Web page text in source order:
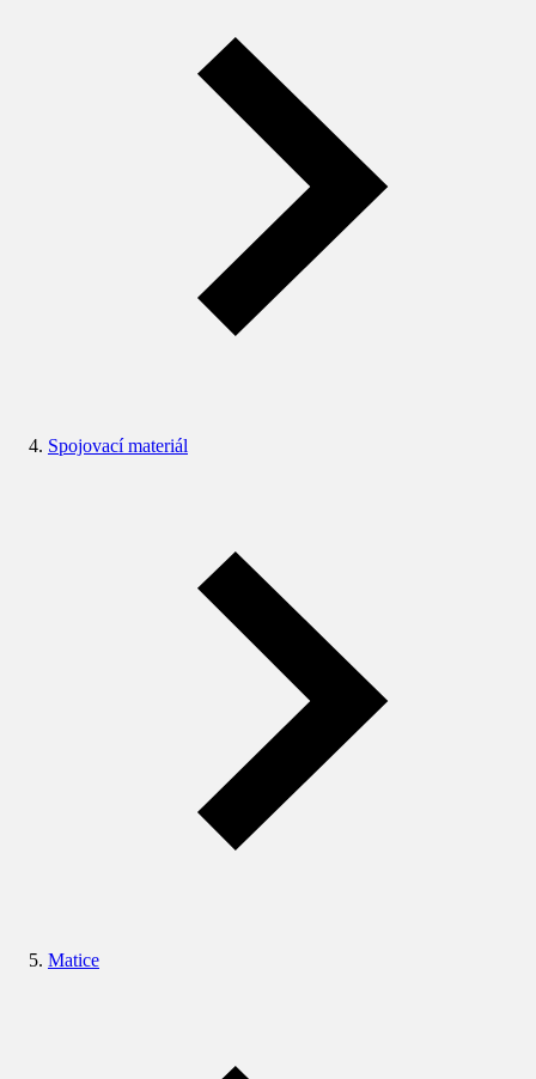
Spojovací materiál
Matice